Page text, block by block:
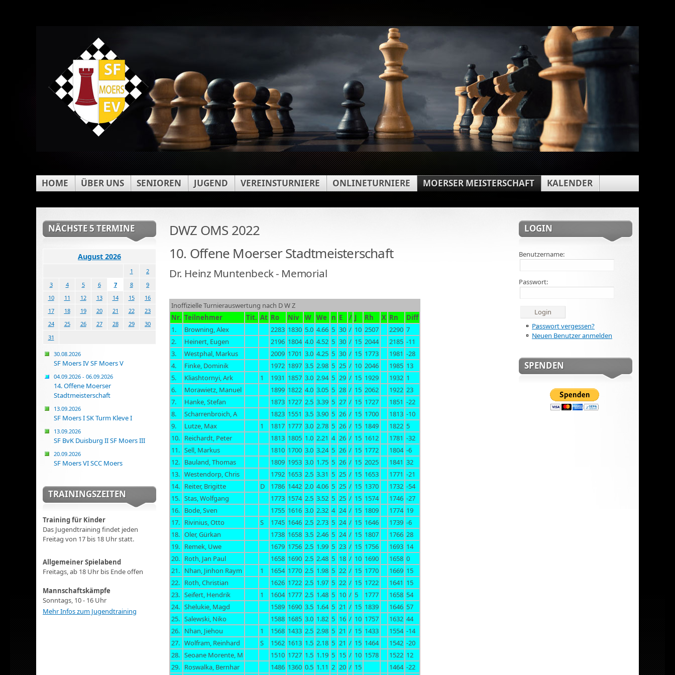
HOME ÜBER UNS SENIOREN JUGEND VEREINSTURNIERE ONLINETURNIERE MOERSER MEISTERSCHAFT KALENDER
DWZ OMS 2022
10. Offene Moerser Stadtmeisterschaft
Dr. Heinz Muntenbeck - Memorial
Inoffizielle Turnierauswertung nach D W Z
Nr. Teilnehmer Tit. At Ro Niv W We n E / J Rh X Rn
Diff
1.
Browning, Alex 2283 1830 5.0 4.66 5 30 / 10 2507 2290 7
2.
Heinert, Eugen 2196 1804 4.0 4.52 5 30 / 15 2044 2185 -11
3.
Westphal, Markus 2009 1701 3.0 4.25 5 30 / 15 1773 1981 -28
4.
Finke, Dominik 1972 1897 3.5 2.98 5 25 / 10 2046 1985 13
5.
Kliashtornyi, Ark 1 1931 1857 3.0 2.94 5 29 / 15 1929 1932 1
6.
Morawietz, Manuel 1899 1822 4.0 3.05 5 28 / 15 2062 1922 23
7.
Hanke, Stefan 1873 1727 2.5 3.39 5 27 / 15 1727 1851 -22
8.
Scharrenbroich, A 1823 1551 3.5 3.90 5 26 / 15 1700 1813 -10
9.
Lutze, Max 1 1817 1777 3.0 2.78 5 26 / 15 1849 1822 5
10. Reichardt, Peter 1813 1805 1.0 2.21 4 26 / 15 1612 1781 -32
11. Sell, Markus 1810 1700 3.0 3.24 5 26 / 15 1772 1804 -6
12. Bauland, Thomas 1809 1953 3.0 1.75 5 26 / 15 2025 1841 32
13. Westendorp, Chris 1792 1653 2.5 3.31 5 25 / 15 1653 1771 -21
14. Reiter, Brigitte D 1786 1442 2.0 4.06 5 25 / 15 1370 1732 -54
15. Stas, Wolfgang 1773 1574 2.5 3.52 5 25 / 15 1574 1746 -27
16. Bode, Sven 1755 1616 3.0 2.32 4 24 / 15 1809 1774 19
17. Rivinius, Otto S 1745 1646 2.5 2.73 5 24 / 15 1646 1739 -6
18. Oler, Gürkan 1738 1658 3.5 2.46 5 24 / 15 1807 1766 28
19. Remek, Uwe 1679 1756 2.5 1.99 5 23 / 15 1756 1693 14
20. Roth, Jan Paul 1658 1690 2.5 2.48 5 18 / 10 1690 1658 0
21. Nhan, Jinhon Raym 1 1654 1770 2.5 1.98 5 22 / 15 1770 1669 15
22. Roth, Christian 1626 1722 2.5 1.97 5 22 / 15 1722 1641 15
23. Seifert, Hendrik 1 1604 1777 2.5 1.48 5 10 / 5 1777 1658 54
24. Shelukie, Magd 1589 1690 3.5 1.64 5 21 / 15 1839 1646 57
25. Salewski, Niko 1588 1685 3.0 1.82 5 16 / 10 1757 1632 44
26. Nhan, Jiehou 1 1568 1433 2.5 2.98 5 21 / 15 1433 1554 -14
27. Wolfram, Reinhard S 1562 1613 1.5 2.18 5 21 / 15 1464 1542 -20
28. Seoane Morente, M 1510 1727 1.5 1.19 5 15 / 10 1578 1522 12
29. Roswalka, Bernhar 1486 1360 0.5 1.11 2 20 / 15 1464 -22
NÄCHSTE 5 TERMINE
August 2026
1
2
3
4 5 6 7 8
9
10
11 12 13 14 15
16
17
18 19 20 21 22
23
24
25 26 27 28 29
30
31
30.08.2026
SF Moers IV SF Moers V
04.09.2026 - 06.09.2026
14. Offene Moerser
Stadtmeisterschaft
13.09.2026
SF Moers I SK Turm Kleve I
13.09.2026
SF BvK Duisburg II SF Moers III
20.09.2026
SF Moers VI SCC Moers
TRAININGSZEITEN
Training für Kinder
Das Jugendtraining findet jeden
Freitag von 17 bis 18 Uhr statt.
Allgemeiner Spielabend
Freitags, ab 18 Uhr bis Ende offen
Mannschaftskämpfe
Sonntags, 10 - 16 Uhr
Mehr Infos zum Jugendtraining
LOGIN
Benutzername:
Passwort:
Passwort vergessen?
Neuen Benutzer anmelden
SPENDEN